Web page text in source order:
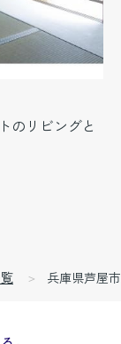
のリビングと
兵庫県芦屋市